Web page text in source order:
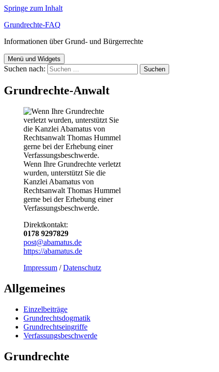
Springe zum Inhalt
Grundrechte-FAQ
Informationen über Grund- und Bürgerrechte
Menü und Widgets
Suchen nach:
Grundrechte-Anwalt
Wenn Ihre Grundrechte verletzt
wurden, unterstützt Sie die
Kanzlei Abamatus von
Rechtsanwalt Thomas Hummel
gerne bei der Erhebung einer
Verfassungsbeschwerde.
Direktkontakt:
0178 9297829
post@abamatus.de
https://abamatus.de
Impressum /Datenschutz
Allgemeines
Einzelbeiträge
Grundrechtsdogmatik
Grundrechtseingriffe
Verfassungsbeschwerde
Grundrechte